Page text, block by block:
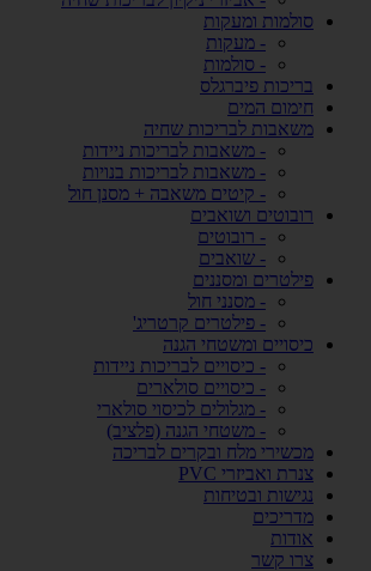
סולמות ומעקות
- מעקות
- סולמות
בריכות פיברגלס
חימום המים
משאבות לבריכות שחיה
- משאבות לבריכות ניידות
- משאבות לבריכות בנויות
- קיטים משאבה + מסנן חול
רובוטים ושואבים
- רובוטים
- שואבים
פילטרים ומסננים
- מסנני חול
- פילטרים קרטריג'
כיסויים ומשטחי הגנה
- כיסויים לבריכות ניידות
- כיסויים סולארים
- מגלולים לכיסוי סולארי
- משטחי הגנה (פלציב)
מכשירי מלח ובקרים לבריכה
צנרת ואביזרי PVC
נגישות ובטיחות
מדריכים
אודות
צרו קשר